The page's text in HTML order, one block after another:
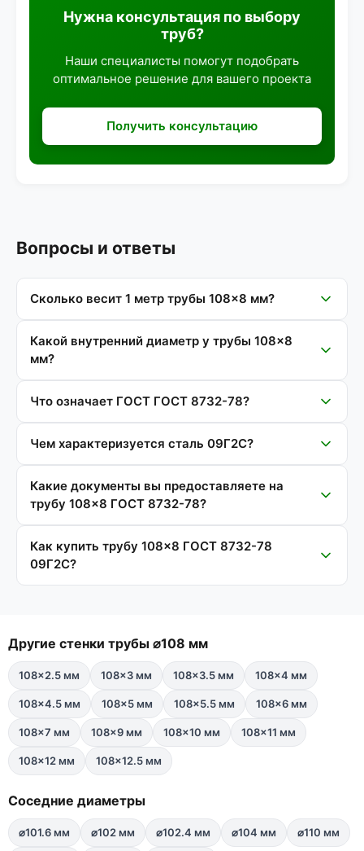
Нужна консультация по выбору
труб?
Наши специалисты помогут подобрать
оптимальное решение для вашего проекта
Получить консультацию
Вопросы и ответы
Сколько весит 1 метр трубы 108×8 мм?
Какой внутренний диаметр у трубы 108×8
мм?
Что означает ГОСТ ГОСТ 8732-78?
Чем характеризуется сталь 09Г2С?
Какие документы вы предоставляете на
трубу 108×8 ГОСТ 8732-78?
Как купить трубу 108×8 ГОСТ 8732-78
09Г2С?
Другие стенки трубы ⌀108 мм
108×2.5 мм 108×3 мм 108×3.5 мм 108×4 мм
108×4.5 мм 108×5 мм 108×5.5 мм 108×6 мм
108×7 мм 108×9 мм 108×10 мм 108×11 мм
108×12 мм 108×12.5 мм
Соседние диаметры
⌀101.6 мм ⌀102 мм ⌀102.4 мм ⌀104 мм ⌀110 мм